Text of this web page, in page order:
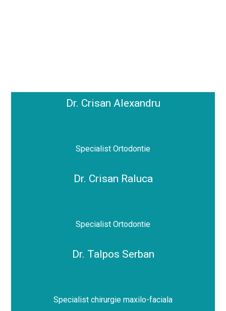
Dr. Crisan Alexandru
Specialist Ortodontie
Dr. Crisan Raluca
Specialist Ortodontie
Dr. Talpos Serban
Specialist chirurgie maxilo-faciala